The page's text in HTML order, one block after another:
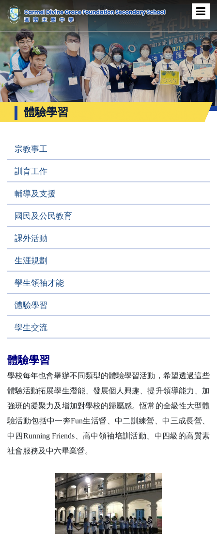
體驗學習
宗教事工
訓育工作
輔導及支援
國民及公民教育
課外活動
生涯規劃
學生領袖才能
體驗學習
學生交流
體驗學習
學校每年也會舉辦不同類型的體驗學習活動，希望透過這些
體驗活動拓展學生潛能、發展個人興趣、提升領導能力、加
強班的凝聚力及增加對學校的歸屬感。恆常的全級性大型體
驗活動包括中一奔Fun生活營、中二訓練營、中三成長營、
中四Running Friends、高中領袖培訓活動、中四級的高質素
社會服務及中六畢業營。